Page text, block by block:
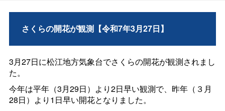
さくらの開花が観測【令和7年3月27日】
3月27日に松江地方気象台でさくらの開花が観測されまし
た。
今年は平年（3月29日）より2日早い観測で、昨年（３月
28日）より1日早い開花となりました。